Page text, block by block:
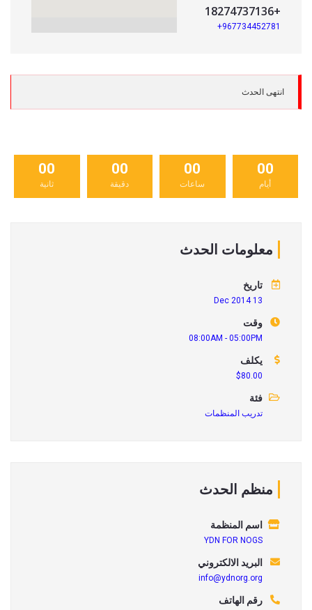
+18274737136
967734452781+
انتهى الحدث
00
أيام
00
ساعات
00
دقيقة
00
ثانية
معلومات الحدث
تاريخ
13 Dec 2014
وقت
08:00AM - 05:00PM
يكلف
$80.00
فئة
تدريب المنظمات
منظم الحدث
اسم المنظمة
YDN FOR NOGS
البريد الالكتروني
info@ydnorg.org
رقم الهاتف